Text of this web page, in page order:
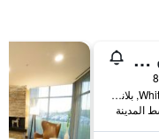
ريزيدنس إن باي ماريوت دالاس بلانو / ليجاسي
5001 Whitestone Lane, بلانو, TX, الولايات المتحدة الأميريكية